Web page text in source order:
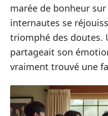
marée de bonheur
internautes se
triomphé des doutes.
partageait son
vraiment trouvé une